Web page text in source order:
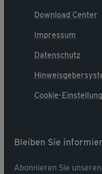
Download Center
Impressum
Datenschutz
Cookie-
Bleiben Sie
Abonnieren Sie